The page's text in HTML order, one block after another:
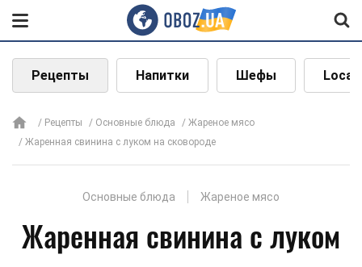
Рецепты Напитки Шефы Local
Рецепты Основные блюда
Жареное мясо
Жаренная свинина с луком на сковороде
Основные блюда Жареное мясо
Жаренная свинина с луком